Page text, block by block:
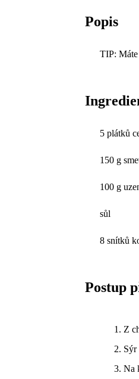
Popis
TIP:
5 plátků
150 g
100 g
sůl
8 snítků
Postup
Z
Sýr
Na